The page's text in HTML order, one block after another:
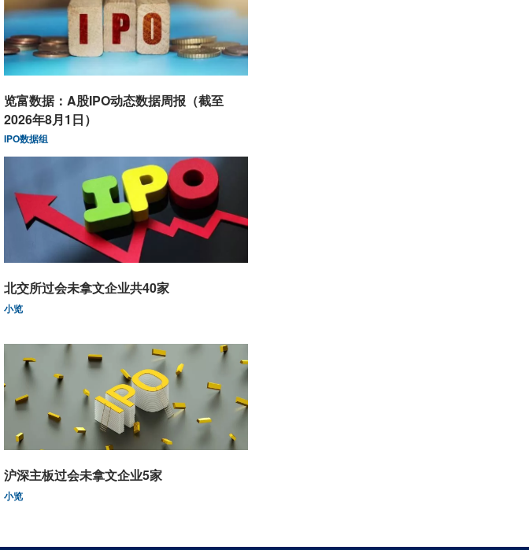
览富数据：A股IPO动态数据周报（截至
2026年8月1日）
IPO数据组
北交所过会未拿文企业共40家
小览
沪深主板过会未拿文企业5家
小览